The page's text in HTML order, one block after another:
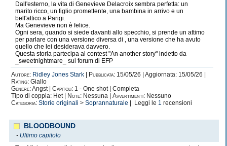
Dall'esterno, la vita di Genevieve Delacroix sembra perfetta: un
marito ricco, un figlio promettente, una bambina in arrivo e un
bell'attico a Parigi.
Ma Genevieve non è felice.
Ogni sera, quando si siede davanti allo specchio, si prende un attimo
per parlare con una versione diversa di , una versione che ha avuto
quello che lei desiderava davvero.
Questa storia partecipa al contest "An another story" indetto da
_sweetnightmare_ sul forum di EFP
Autore: Ridley Jones Stark Pubblicata: 15/05/26 | Aggiornata: 15/05/26 |
Rating: Giallo
Genere:Angst | Capitoli: 1 - One shot | Completa
Tipo di coppia: Het |
Note: Nessuna | Avvertimenti: Nessuno
Categoria: Storie originali > Soprannaturale | Leggi le 1 recensioni
BLOODBOUND
- Ultimo capitolo